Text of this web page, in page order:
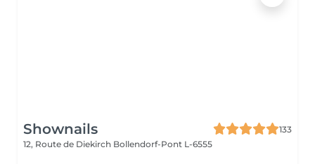
Shownails
133
12, Route de Diekirch Bollendorf-Pont L-6555